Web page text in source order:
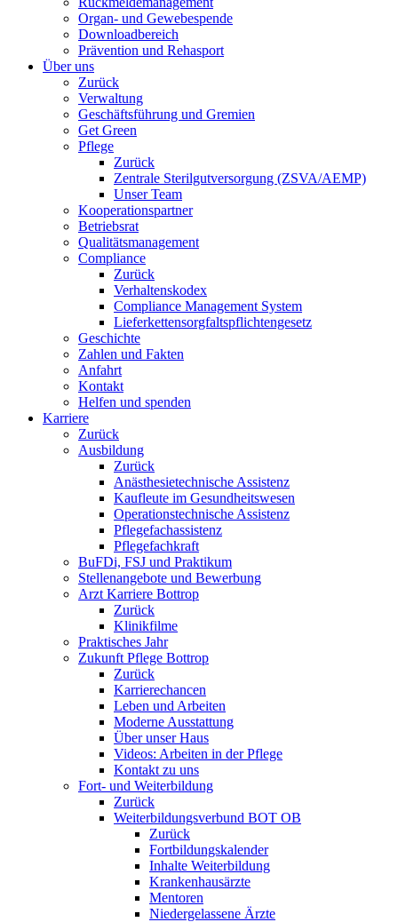
Organ- und Gewebespende
Downloadbereich
Prävention und Rehasport
Über uns
Zurück
Verwaltung
Geschäftsführung und Gremien
Get Green
Pflege
Zurück
Zentrale Sterilgutversorgung (ZSVA/AEMP)
Unser Team
Kooperationspartner
Betriebsrat
Qualitätsmanagement
Compliance
Zurück
Verhaltenskodex
Compliance Management System
Lieferkettensorgfaltspflichtengesetz
Geschichte
Zahlen und Fakten
Anfahrt
Kontakt
Helfen und spenden
Karriere
Zurück
Ausbildung
Zurück
Anästhesietechnische Assistenz
Kaufleute im Gesundheitswesen
Operationstechnische Assistenz
Pflegefachassistenz
Pflegefachkraft
BuFDi, FSJ und Praktikum
Stellenangebote und Bewerbung
Arzt Karriere Bottrop
Zurück
Klinikfilme
Praktisches Jahr
Zukunft Pflege Bottrop
Zurück
Karrierechancen
Leben und Arbeiten
Moderne Ausstattung
Über unser Haus
Videos: Arbeiten in der Pflege
Kontakt zu uns
Fort- und Weiterbildung
Zurück
Weiterbildungsverbund BOT OB
Zurück
Fortbildungskalender
Inhalte Weiterbildung
Krankenhausärzte
Mentoren
Niedergelassene Ärzte